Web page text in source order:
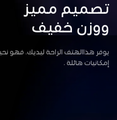
تصميم مميز
ووزن خفيف
يوفر هذاالهتف الراحة ليديك. فهو
إمكانيات هائلة .